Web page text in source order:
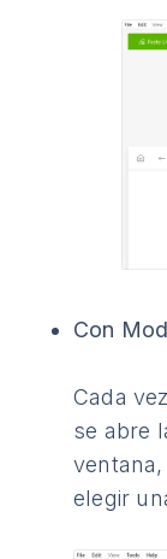
Con
Cada
se abre
elegir